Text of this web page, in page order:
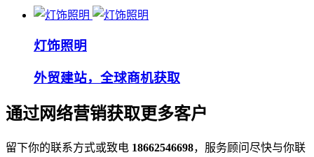
灯饰照明
外贸建站，全球商机获取
通过网络营销获取更多客户
留下你的联系方式或致电 18662546698，服务顾问尽快与你联